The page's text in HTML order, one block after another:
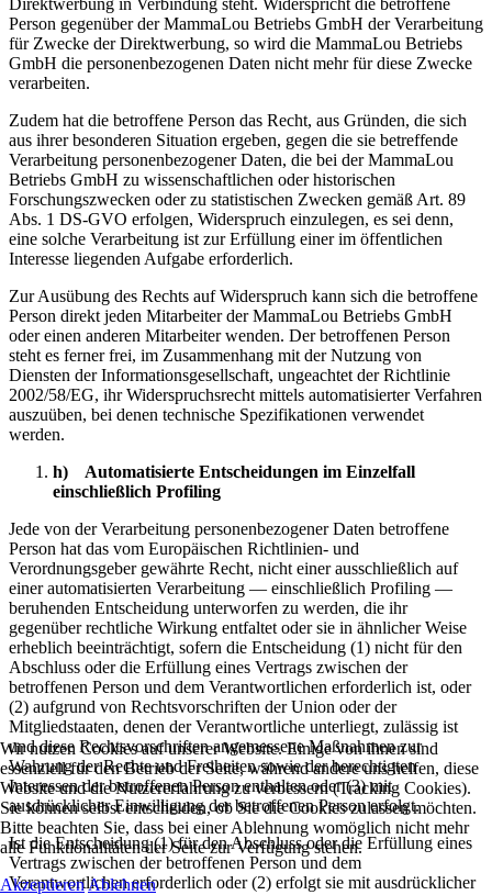
Person gegenüber der MammaLou Betriebs GmbH der Verarbeitung
für Zwecke der Direktwerbung, so wird die MammaLou Betriebs
GmbH die personenbezogenen Daten nicht mehr für diese Zwecke
verarbeiten.
Zudem hat die betroffene Person das Recht, aus Gründen, die sich
aus ihrer besonderen Situation ergeben, gegen die sie betreffende
Verarbeitung personenbezogener Daten, die bei der MammaLou
Betriebs GmbH zu wissenschaftlichen oder historischen
Forschungszwecken oder zu statistischen Zwecken gemäß Art. 89
Abs. 1 DS-GVO erfolgen, Widerspruch einzulegen, es sei denn,
eine solche Verarbeitung ist zur Erfüllung einer im öffentlichen
Interesse liegenden Aufgabe erforderlich.
Zur Ausübung des Rechts auf Widerspruch kann sich die betroffene
Person direkt jeden Mitarbeiter der MammaLou Betriebs GmbH
oder einen anderen Mitarbeiter wenden. Der betroffenen Person
steht es ferner frei, im Zusammenhang mit der Nutzung von
Diensten der Informationsgesellschaft, ungeachtet der Richtlinie
2002/58/EG, ihr Widerspruchsrecht mittels automatisierter Verfahren
auszuüben, bei denen technische Spezifikationen verwendet
werden.
h) Automatisierte Entscheidungen im Einzelfall
einschließlich Profiling
Jede von der Verarbeitung personenbezogener Daten betroffene
Person hat das vom Europäischen Richtlinien- und
Verordnungsgeber gewährte Recht, nicht einer ausschließlich auf
einer automatisierten Verarbeitung — einschließlich Profiling —
beruhenden Entscheidung unterworfen zu werden, die ihr
gegenüber rechtliche Wirkung entfaltet oder sie in ähnlicher Weise
erheblich beeinträchtigt, sofern die Entscheidung (1) nicht für den
Abschluss oder die Erfüllung eines Vertrags zwischen der
betroffenen Person und dem Verantwortlichen erforderlich ist, oder
(2) aufgrund von Rechtsvorschriften der Union oder der
Mitgliedstaaten, denen der Verantwortliche unterliegt, zulässig ist
und diese Rechtsvorschriften angemessene Maßnahmen zur
Wahrung der Rechte und Freiheiten sowie der berechtigten
Interessen der betroffenen Person enthalten oder (3) mit
ausdrücklicher Einwilligung der betroffenen Person erfolgt.
Ist die Entscheidung (1) für den Abschluss oder die Erfüllung eines
Vertrags zwischen der betroffenen Person und dem
Verantwortlichen erforderlich oder (2) erfolgt sie mit ausdrücklicher
Wir nutzen Cookies auf unserer Website. Einige von ihnen sind
essenziell für den Betrieb der Seite, während andere uns helfen, diese
Website und die Nutzererfahrung zu verbessern (Tracking Cookies).
Sie können selbst entscheiden, ob Sie die Cookies zulassen möchten.
Bitte beachten Sie, dass bei einer Ablehnung womöglich nicht mehr
alle Funktionalitäten der Seite zur Verfügung stehen.
AkzeptierenAblehnen